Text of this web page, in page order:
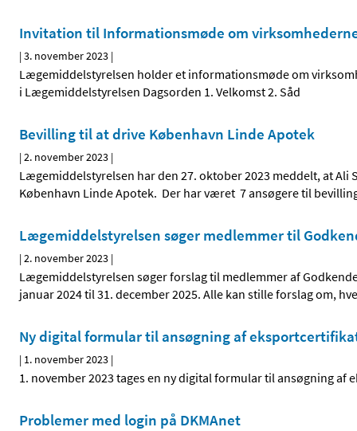
Invitation til Informationsmøde om
|3. november 2023 |
Lægemiddelstyrelsen holder et informationsmøde om
i Lægemiddelstyrelsen Dagsorden 1. Velkomst 2. Såd
Bevilling til at drive København Linde Apotek
|2. november 2023 |
Lægemiddelstyrelsen har den 27. oktober 2023 meddelt, at Ali
København Linde Apotek. Der har været 7 ansøgere til
Lægemiddelstyrelsen søger medlemmer til
|2. november 2023 |
Lægemiddelstyrelsen søger forslag til medlemmer af
januar 2024 til 31. december 2025. Alle kan stille forslag om,
Ny digital formular til ansøgning af
| 1. november 2023 |
1. november 2023 tages en ny digital formular til ansøgning
Problemer med login på DKMAnet